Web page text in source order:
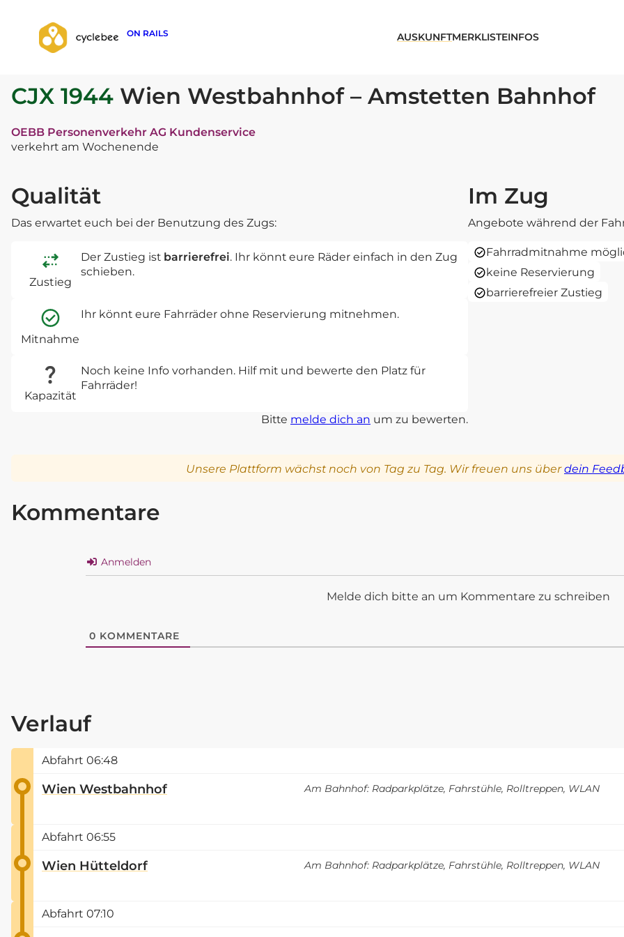
ON RAILS AUSKUNFTMERKLISTEINFOS
zurück zur Suche
CJX 1944 Wien Westbahnhof – Amstetten Bahnhof
OEBB Personenverkehr AG Kundenservice
verkehrt am Wochenende
Qualität
Das erwartet euch bei der Benutzung des Zugs:
Zustieg
Der Zustieg ist barrierefrei. Ihr könnt eure Räder einfach in den Zug
schieben.
Mitnahme
Ihr könnt eure Fahrräder ohne Reservierung mitnehmen.
Kapazität
Noch keine Info vorhanden. Hilf mit und bewerte den Platz für
Fahrräder!
Bitte melde dich an um zu bewerten.
Im Zug
Angebote während der
Fahrradmitnahme
keine Reservierung
barrierefreier Zustieg
Unsere Plattform wächst noch von Tag zu Tag. Wir freuen uns überdein
Kommentare
Anmelden
Melde dich bitte an um Kommentare zu schreiben
0 KOMMENTARE
Verlauf
Abfahrt 06:48
Wien Westbahnhof
Am Bahnhof: Radparkplätze, Fahrstühle, Rolltreppen, WLAN
Abfahrt 06:55
Wien Hütteldorf
Am Bahnhof: Radparkplätze, Fahrstühle, Rolltreppen, WLAN
Abfahrt 07:10